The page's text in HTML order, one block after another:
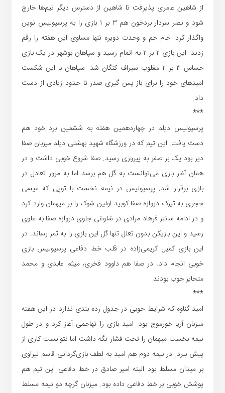
از شاهین عامری پذیرفت تا شاهین از دسترس دیگر تیم‌ها خارج
شود و نصر سردار بردخون هم ۳ بر ۱ بازی را به پرسپولیس نوین
واگذار کرد. جام جم و وحدت دویره تنها مساوی این هفته را رقم
زدند. این بازی ۲ بر ۲ به اتمام رسید و سپاهان بوشهر در یک بازی
حساس ۳ بر ۲ مغلوب سیراف کنگان شد. سپاهان با این شکست
امیدهای خود را برای باز پس گیری صدر تا حدود زیادی از دست
داد.
***
پرسپولیس دیلم در چهاردهمین هفته به ششمین برد خود هم
دست یافت. این تیم که در ورزشگاه شهید بهشتی دیلم میزبان صفا
دیر بود یک بر صفر به پیروزی رسید. صفا شروع خوبی داشت و در
همان آغاز بازی می‌توانست به گل هم برسد اما به مرور تعادل در
بازی برقرار شد. پرسپولیس در نیمه نخست با توپی که عیسی
حجری به تیرک دروازه صفا کوبید اولین شوک را بر میهمان وارد کرد
و در ادامه سانتر فرهاد مرادی در شلوغی جلوی دروازه صفا به علوی
رسید و این بازیکن بدون تعلل تنها گل این بازی را به ثمر رساند. در
این بازی کمیل کریمی‌زاده در قلب خط دفاعی پرسپولیس بازی
خوبی انجام داد. در صفا هم داوود فخری، میثم عابدی و محمد
متحایر خوب بودند.
***
امید گناوه که شرایط خوبی در جدول رده بندی ندارد در این هفته
میزبان آریا خورموج بود. امید بازی را تهاجمی آغاز کرد و در طول
نیمه نخست میهمان را تحت فشار نگه داشت اما نتوانست کاری از
پیش ببرد. در نیمه دوم هم امید به لطف بازی‌گردانی قاسم لیراوی
بر میدان مسلط بود البته امیر صادق در خط دفاعی این تیم هم
پوشش خوبی بر خط دفاعی داده بود. میزبان گرچه دو نیمه مسلط